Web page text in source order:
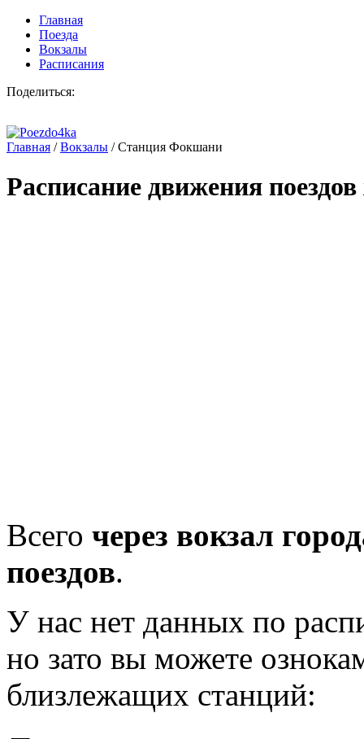
Главная
Поезда
Вокзалы
Расписания
Поделиться:
Главная /Вокзалы /Станция Фокшани
Расписание движения
Всего через вокзал
поездов.
У нас нет данных по
но зато вы можете
близлежащих станций: